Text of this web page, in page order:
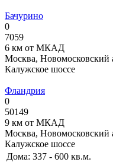
Бачурино
0
7059
6 км от МКАД
Москва, Новомосковский
Калужское шоссе
Фландрия
0
50149
9 км от МКАД
Москва, Новомосковский
Калужское шоссе
Дома: 337 - 600 кв.м.